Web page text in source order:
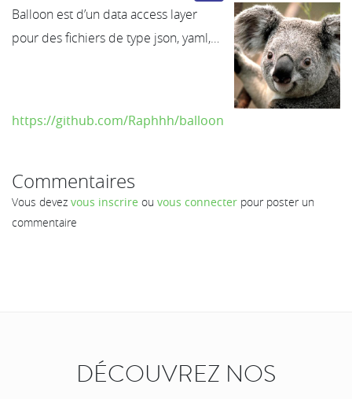
Balloon est d’un data access layer
pour des fichiers de type json, yaml,…
https://github.com/Raphhh/balloon
Commentaires
Vous devez vous inscrire ou vous connecter pour poster un
commentaire
DÉCOUVREZ NOS